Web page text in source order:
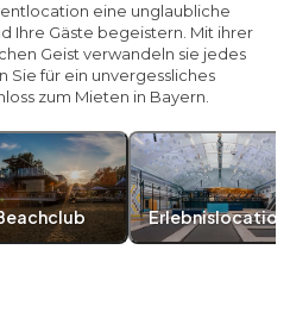
eine unglaubliche
Ihre Gäste begeistern. Mit ihrer
Geist verwandeln sie jedes
Sie für ein unvergessliches
zum Mieten in Bayern.
Erlebnislocation